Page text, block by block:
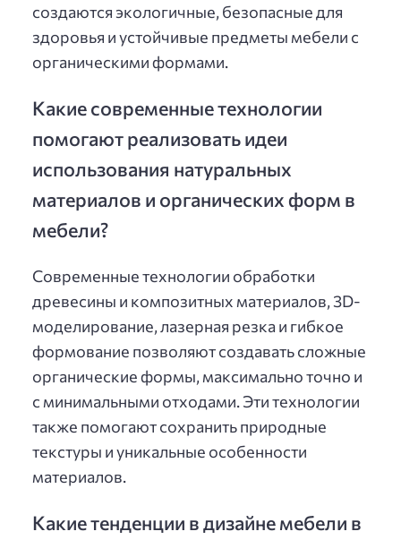
создаются экологичные, безопасные для
здоровья и устойчивые предметы мебели с
органическими формами.
Какие современные технологии
помогают реализовать идеи
использования натуральных
материалов и органических форм в
мебели?
Современные технологии обработки
древесины и композитных материалов, 3D-
моделирование, лазерная резка и гибкое
формование позволяют создавать сложные
органические формы, максимально точно и
с минимальными отходами. Эти технологии
также помогают сохранить природные
текстуры и уникальные особенности
материалов.
Какие тенденции в дизайне мебели в